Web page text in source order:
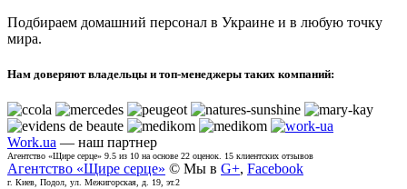
Подбираем домашний персонал в Украине и в любую точку
мира.
Нам доверяют владельцы и топ-менеджеры таких компаний:
Work.ua — наш партнер
Агентство «Щире серце» 9.5 из 10 на основе 22 оценок. 15 клиентских отзывов
Агентство «Щире серце» © Мы в G+, Facebook
г. Киев, Подол, ул. Межигорская, д. 19, эт.2